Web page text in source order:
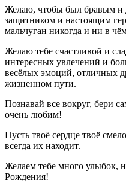
Желаю, чтобы был бравым
защитником и настоящим
мальчуган никогда и ни в
Желаю тебе счастливой и
интересных увлечений и
весёлых эмоций, отличных
жизненном пути.
Познавай все вокруг, бери
очень любим!
Пусть твоё сердце твоё
всегда их находит.
Желаем тебе много улыбок,
Рождения!